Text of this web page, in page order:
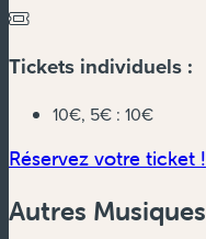
Tickets individuels :
10€, 5€ : 10€
Réservez votre ticket !
Autres Musiques